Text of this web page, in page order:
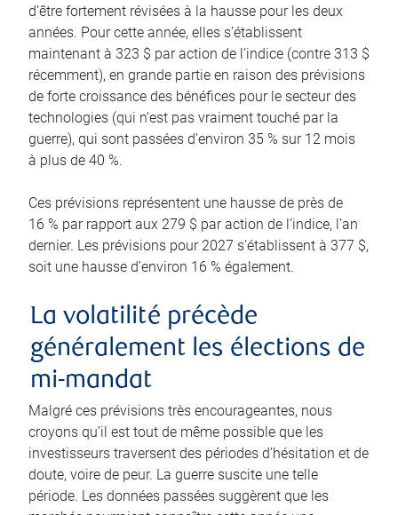
d’être fortement révisées à la hausse pour les deux
années. Pour cette année, elles s’établissent
maintenant à 323 $ par action de l’indice (contre 313 $
récemment), en grande partie en raison des prévisions
de forte croissance des bénéfices pour le secteur des
technologies (qui n’est pas vraiment touché par la
guerre), qui sont passées d’environ 35 % sur 12 mois
à plus de 40 %.
Ces prévisions représentent une hausse de près de
16 % par rapport aux 279 $ par action de l’indice, l’an
dernier. Les prévisions pour 2027 s’établissent à 377 $,
soit une hausse d’environ 16 % également.
La volatilité précède
généralement les élections de
mi-mandat
Malgré ces prévisions très encourageantes, nous
croyons qu’il est tout de même possible que les
investisseurs traversent des périodes d’hésitation et de
doute, voire de peur. La guerre suscite une telle
période. Les données passées suggèrent que les